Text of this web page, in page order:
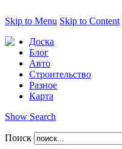
Skip to Menu Skip to Content
Доска
Блог
Авто
Строительство
Разное
Карта
Show Search
Поиск